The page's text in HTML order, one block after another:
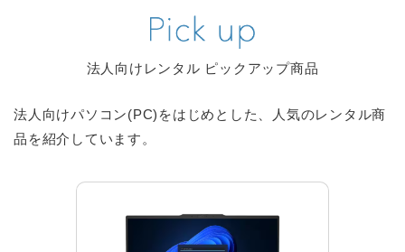
法人向けレンタル ピックアップ商品
法人向けパソコン(PC)をはじめとした、人気のレンタル商
品を紹介しています。